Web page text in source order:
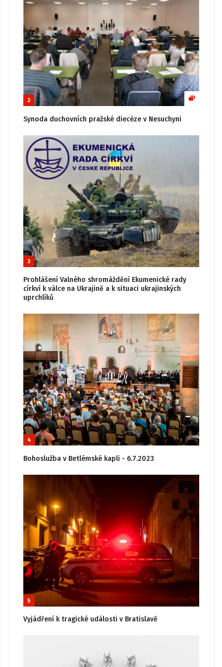
2
Synoda duchovních pražské diecéze v Nesuchyni
3
Prohlášení Valného shromáždění Ekumenické rady
církví k válce na Ukrajině a k situaci ukrajinských
uprchlíků
4
Bohoslužba v Betlémské kapli - 6.7.2023
5
Vyjádření k tragické události v Bratislavě